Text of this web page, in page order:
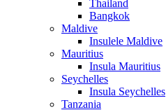
Thailand
Bangkok
Maldive
Insulele Maldive
Mauritius
Insula Mauritius
Seychelles
Insula Seychelles
Tanzania